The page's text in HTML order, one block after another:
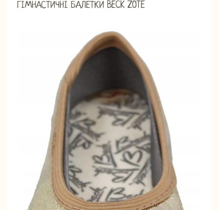
ГІМНАСТИЧНІ БАЛЕТКИ BECK ZOTE